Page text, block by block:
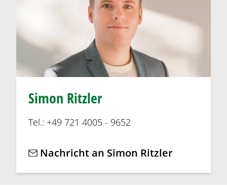
Simon Ritzler
Tel.: +49 721 4005 - 9652
Nachricht an Simon Ritzler